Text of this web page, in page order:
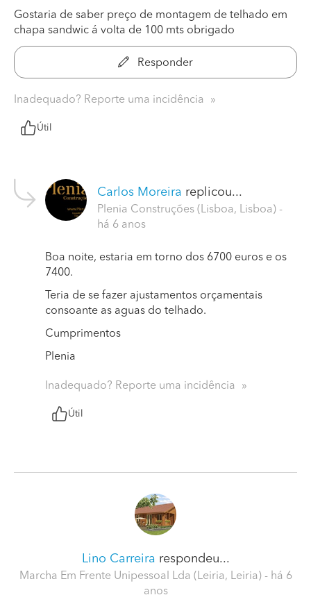
Gostaria de saber preço de montagem de telhado em
chapa sandwic á volta de 100 mts obrigado
Responder
Inadequado? Reporte uma incidência
Útil
Carlos Moreira replicou...
Plenia Construções (Lisboa, Lisboa) -
há 6 anos
Boa noite, estaria em torno dos 6700 euros e os
7400.
Teria de se fazer ajustamentos orçamentais
consoante as aguas do telhado.
Cumprimentos
Plenia
Inadequado? Reporte uma incidência
Útil
Lino Carreira respondeu...
Marcha Em Frente Unipessoal Lda (Leiria, Leiria) - há 6
anos